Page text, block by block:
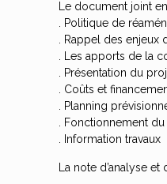
Le document joint
. Politique de
. Rappel des enjeux
. Les apports de la
. Présentation du
. Coûts et
. Planning
. Fonctionnement
. Information travaux
La note d’analyse